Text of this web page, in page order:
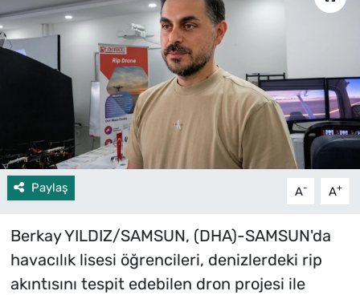
Paylaş A- A+
Berkay YILDIZ/SAMSUN, (DHA)-SAMSUN'da
havacılık lisesi öğrencileri, denizlerdeki rip
akıntısını tespit edebilen dron projesi ile